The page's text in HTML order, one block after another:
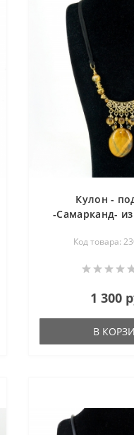
Кулон -
-Самарканд- из
Код товара:
1 300
В